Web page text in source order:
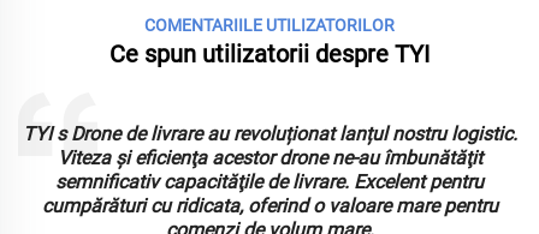
COMENTARIILE UTILIZATORILOR
Ce spun utilizatorii despre TYI
TYI s Drone de livrare au revoluționat lanțul nostru logistic.
Viteza şi eficienţa acestor drone ne-au îmbunătăţit
semnificativ capacităţile de livrare. Excelent pentru
cumpărături cu ridicata, oferind o valoare mare pentru